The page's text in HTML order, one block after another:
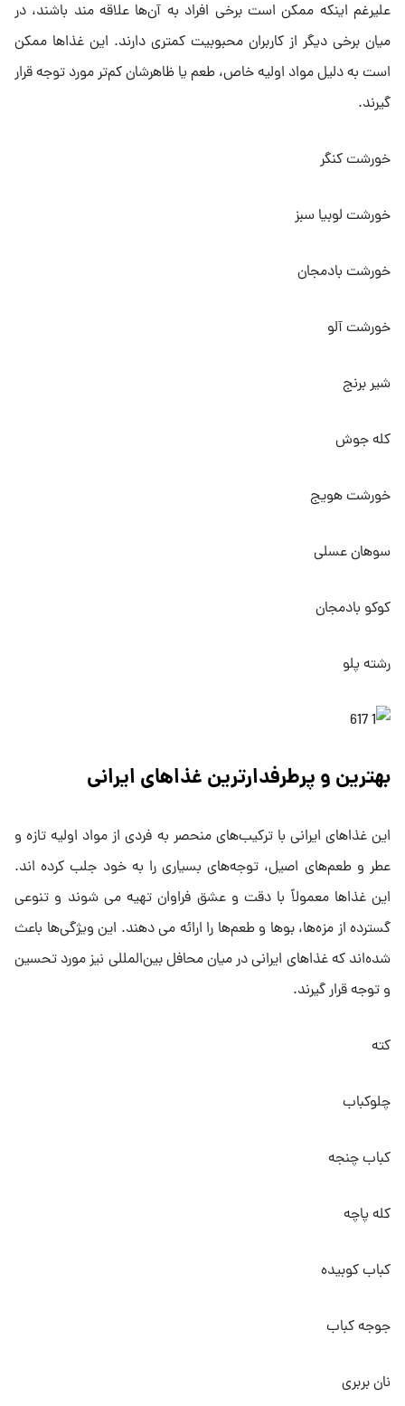
علیرغم اینکه ممکن است برخی افراد به آن‌ها علاقه ‌مند باشند، در
میان برخی دیگر از کاربران محبوبیت کمتری دارند. این غذاها ممکن
است به دلیل مواد اولیه‌ خاص، طعم یا ظاهرشان کم‌تر مورد توجه قرار
گیرند.
خورشت کنگر
خورشت لوبیا سبز
خورشت بادمجان
خورشت آلو
شیر برنج
کله جوش
خورشت هویج
سوهان عسلی
کوکو بادمجان
رشته پلو
بهترین و پرطرفدارترین غذاهای ایرانی
این غذاهای ایرانی با ترکیب‌های منحصر به فردی از مواد اولیه‌ تازه و
عطر و طعم‌های اصیل، توجه‌های بسیاری را به خود جلب کرده ‌اند.
این غذاها معمولاً با دقت و عشق فراوان تهیه می‌ شوند و تنوعی
گسترده از مزه‌ها، بوها و طعم‌ها را ارائه می ‌دهند. این ویژگی‌ها باعث
شده‌اند که غذاهای ایرانی در میان محافل بین‌المللی نیز مورد تحسین
و توجه قرار گیرند.
کته
چلوکباب
کباب چنجه
کله پاچه
کباب کوبیده
جوجه کباب
نان بربری